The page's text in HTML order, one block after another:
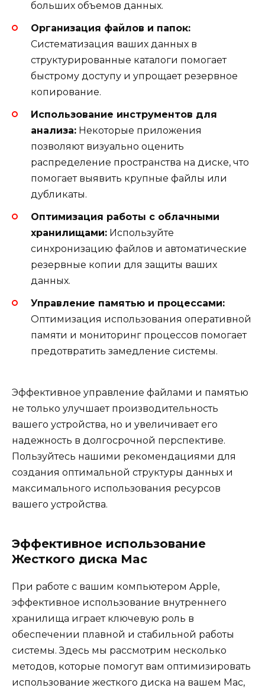
больших объемов данных.
Организация файлов и папок:
Систематизация ваших данных в
структурированные каталоги помогает
быстрому доступу и упрощает резервное
копирование.
Использование инструментов для
анализа: Некоторые приложения
позволяют визуально оценить
распределение пространства на диске, что
помогает выявить крупные файлы или
дубликаты.
Оптимизация работы с облачными
хранилищами: Используйте
синхронизацию файлов и автоматические
резервные копии для защиты ваших
данных.
Управление памятью и процессами:
Оптимизация использования оперативной
памяти и мониторинг процессов помогает
предотвратить замедление системы.
Эффективное управление файлами и памятью
не только улучшает производительность
вашего устройства, но и увеличивает его
надежность в долгосрочной перспективе.
Пользуйтесь нашими рекомендациями для
создания оптимальной структуры данных и
максимального использования ресурсов
вашего устройства.
Эффективное использование
Жесткого диска Mac
При работе с вашим компьютером Apple,
эффективное использование внутреннего
хранилища играет ключевую роль в
обеспечении плавной и стабильной работы
системы. Здесь мы рассмотрим несколько
методов, которые помогут вам оптимизировать
использование жесткого диска на вашем Mac,